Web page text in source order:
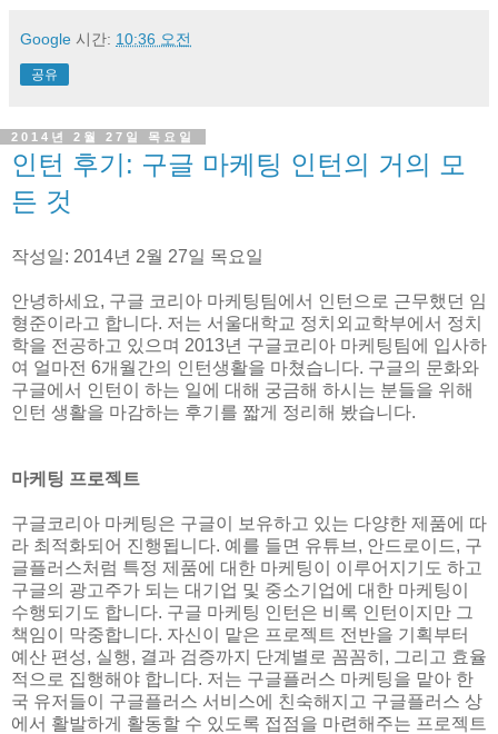
Google 시간: 10:36 오전
공유
2014년 2월 27일 목요일
인턴 후기: 구글 마케팅 인턴의 거의 모
든 것
작성일: 2014년 2월 27일 목요일
안녕하세요, 구글 코리아 마케팅팀에서 인턴으로 근무했던 임
형준이라고 합니다. 저는 서울대학교 정치외교학부에서 정치
학을 전공하고 있으며 2013년 구글코리아 마케팅팀에 입사하
여 얼마전 6개월간의 인턴생활을 마쳤습니다. 구글의 문화와
구글에서 인턴이 하는 일에 대해 궁금해 하시는 분들을 위해
인턴 생활을 마감하는 후기를 짧게 정리해 봤습니다.
마케팅 프로젝트
구글코리아 마케팅은 구글이 보유하고 있는 다양한 제품에 따
라 최적화되어 진행됩니다. 예를 들면 유튜브, 안드로이드, 구
글플러스처럼 특정 제품에 대한 마케팅이 이루어지기도 하고
구글의 광고주가 되는 대기업 및 중소기업에 대한 마케팅이
수행되기도 합니다. 구글 마케팅 인턴은 비록 인턴이지만 그
책임이 막중합니다. 자신이 맡은 프로젝트 전반을 기획부터
예산 편성, 실행, 결과 검증까지 단계별로 꼼꼼히, 그리고 효율
적으로 집행해야 합니다. 저는 구글플러스 마케팅을 맡아 한
국 유저들이 구글플러스 서비스에 친숙해지고 구글플러스 상
에서 활발하게 활동할 수 있도록 접점을 마련해주는 프로젝트